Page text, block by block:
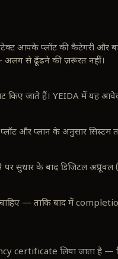
आपके प्लॉट की कैटेगरी और
अलग से ढूँढने की ज़रूरत नहीं।
किए जाते हैं। YEIDA में यह
और प्लान के अनुसार सिस्टम
सुधार के बाद डिजिटल अप्रूवल
चाहिए — ताकि बाद में
certificate लिया जाता है —